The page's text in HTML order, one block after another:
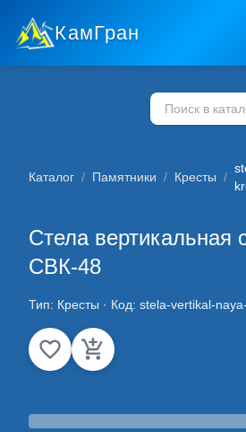
КамГран
Каталог / Памятники / Кресты /
Стела вертикальная
СВК-48
Тип: Кресты · Код: stela-vertikal-